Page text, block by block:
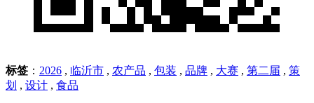
标签 ： 2026 , 临沂市 , 农产品 , 包装 , 品牌 , 大赛 , 第二届 , 策
划 , 设计 , 食品